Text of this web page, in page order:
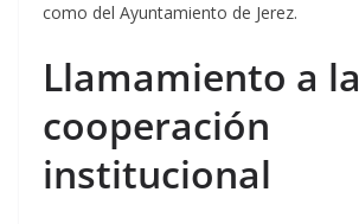
como del Ayuntamiento de Jerez.
Llamamiento a la
cooperación
institucional